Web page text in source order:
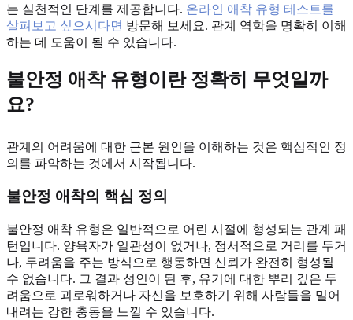
는 실천적인 단계를 제공합니다. 온라인 애착 유형 테스트를
살펴보고 싶으시다면 방문해 보세요. 관계 역학을 명확히 이해
하는 데 도움이 될 수 있습니다.
불안정 애착 유형이란 정확히 무엇일까
요?
관계의 어려움에 대한 근본 원인을 이해하는 것은 핵심적인 정
의를 파악하는 것에서 시작됩니다.
불안정 애착의 핵심 정의
불안정 애착 유형은 일반적으로 어린 시절에 형성되는 관계 패
턴입니다. 양육자가 일관성이 없거나, 정서적으로 거리를 두거
나, 두려움을 주는 방식으로 행동하면 신뢰가 완전히 형성될
수 없습니다. 그 결과 성인이 된 후, 유기에 대한 뿌리 깊은 두
려움으로 괴로워하거나 자신을 보호하기 위해 사람들을 밀어
내려는 강한 충동을 느낄 수 있습니다.